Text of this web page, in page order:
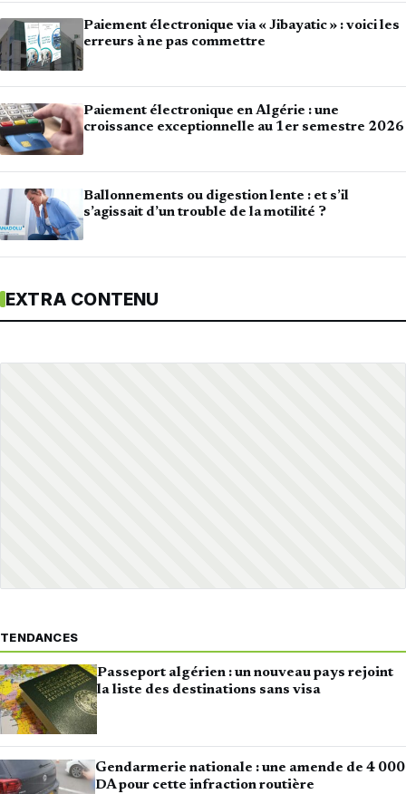
Paiement électronique via « Jibayatic » : voici les
erreurs à ne pas commettre
Paiement électronique en Algérie : une
croissance exceptionnelle au 1er semestre 2026
Ballonnements ou digestion lente : et s’il
s’agissait d’un trouble de la motilité ?
EXTRA CONTENU
TENDANCES
Passeport algérien : un nouveau pays rejoint
la liste des destinations sans visa
Gendarmerie nationale : une amende de 4 000
DA pour cette infraction routière